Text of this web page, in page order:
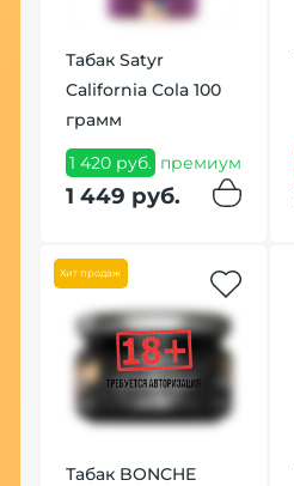
Табак Satyr
California Cola 100
грамм
1 420 руб. премиум
1 449 руб.
Хит продаж
Табак BONCHE